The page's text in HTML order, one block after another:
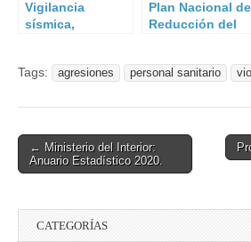
Vigilancia
sísmica,
fenómenos
Plan Nacional de
Reducción del
Horizonte 2035.
Tags: agresiones personal sanitario
Post
navigation
← Ministerio del Interior:
Anuario Estadístico 2020.
CATEGORÍAS